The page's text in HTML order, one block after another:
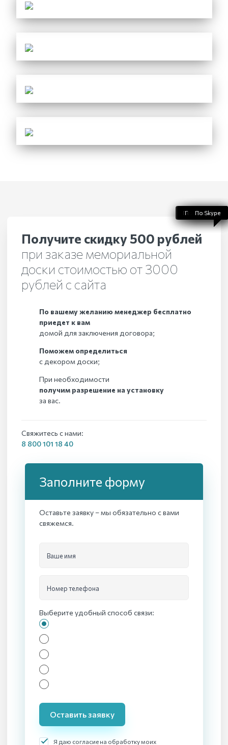
Получите скидку 500 рублей
при заказе мемориальной
доски стоимостью от 3000
рублей с сайта
По вашему желанию менеджер бесплатно
приедет к вам
домой для заключения договора;
Поможем определиться
с декором доски;
При необходимости
получим разрешение на установку
за вас.
Свяжитесь с нами:
8 800 101 18 40
Заполните форму
Оставьте заявку – мы обязательно с вами
свяжемся.
Ваше имя
Номер телефона
Выберите удобный способ связи:
По телефону
По WhatsApp
По Telegram
По Viber
По Skype
Оставить заявку
Я даю согласие на обработку моих